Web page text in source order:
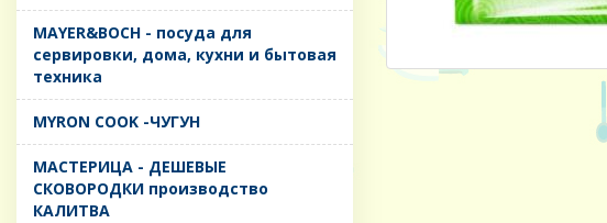
MAYER&BOCH - посуда для
сервировки, дома, кухни и бытовая
техника
MYRON COOK -ЧУГУН
MАСТЕРИЦА - ДЕШЕВЫЕ
СКОВОРОДКИ производство
КАЛИТВА